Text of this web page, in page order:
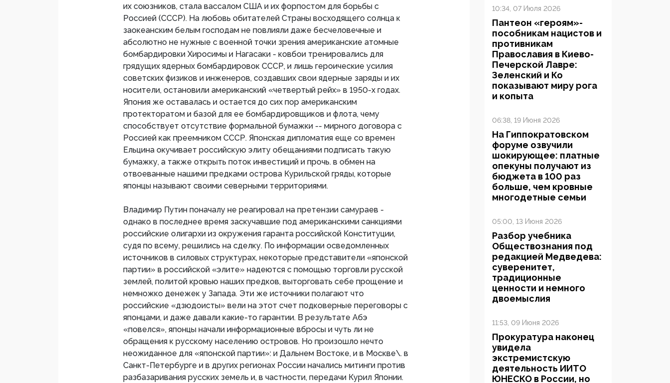
их союзников, стала вассалом США и их форпостом для борьбы с
Россией (СССР). На любовь обитателей Страны восходящего солнца к
заокеанским белым господам не повлияли даже бесчеловечные и
абсолютно не нужные с военной точки зрения американские атомные
бомбардировки Хиросимы и Нагасаки - ковбои тренировались для
грядущих ядерных бомбардировок СССР, и лишь героические усилия
советских физиков и инженеров, создавших свои ядерные заряды и их
носители, остановили американский «четвертый рейх» в 1950-х годах.
Япония же оставалась и остается до сих пор американским
протекторатом и базой для ее бомбардировщиков и флота, чему
способствует отсутствие формальной бумажки -- мирного договора с
Россией как преемником СССР. Японская дипломатия еще со времен
Ельцина окучивает российскую элиту обещаниями подписать такую
бумажку, а также открыть поток инвестиций и прочь. в обмен на
отвоеванные нашими предками острова Курильской гряды, которые
японцы называют своими северными территориями.
Владимир Путин поначалу не реагировал на претензии самураев -
однако в последнее время заскучавшие под американскими санкциями
российские олигархи из окружения гаранта российской Конституции,
судя по всему, решились на сделку. По информации осведомленных
источников в силовых структурах, некоторые представители «японской
партии» в российской «элите» надеются с помощью торговли русской
землей, политой кровью наших предков, выторговать себе прощение и
немножко денежек у Запада. Эти же источники полагают что
российские «дзюдоисты» вели на этот счет подковерные переговоры с
японцами, и даже давали какие-то гарантии. В результате Абэ
«повелся», японцы начали информационные вбросы и чуть ли не
обращения к русскому населению островов. Но произошло нечто
неожиданное для «японской партии»: и Дальнем Востоке, и в Москве\. в
Санкт-Петербурге и в других регионах России начались митинги против
разбазаривания русских земель и, в частности, передачи Курил Японии.
10:34, 07 Июля 2026
Пантеон «героям»-
пособникам нацистов и
противникам
Православия в Киево-
Печерской Лавре:
Зеленский и Ко
показывают миру рога
и копыта
06:38, 19 Июня 2026
На Гиппократовском
форуме озвучили
шокирующее: платные
опекуны получают из
бюджета в 100 раз
больше, чем кровные
многодетные семьи
05:00, 13 Июня 2026
Разбор учебника
Обществознания под
редакцией Медведева:
суверенитет,
традиционные
ценности и немного
двоемыслия
11:53, 09 Июня 2026
Прокуратура наконец
увидела
экстремистскую
деятельность ИИТО
ЮНЕСКО в России, но